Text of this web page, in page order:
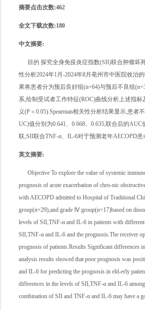
摘要点击次数:462
全文下载次数:180
中文摘要:
目的 探究全身免疫炎症指数(SII)联合肿瘤坏
性分析2024年1月-2024年8月亳州市中医院收治
果将患者分为预后良好组(n=64)与预后不良组
系,绘制受试者工作特征(ROC)曲线分析上述指
义(P＜0.05).Spearman相关性分析结果显示,患
UC)值分别为0.641、0.668、0.635,联合后的
联,SII联合TNF-α、IL-6对于预测老年AECOPD
英文摘要:
Objective To explore the value of systemic
prognosis of acute exacerbation of chro-nic
with AECOPD admitted to Hospital of Traditional
group(n=29),and grade Ⅳ group(n=17)based on
levels of SII,TNF-α and IL-6 in patients with different
SII,TNF-α and IL-6 and the prognosis.The receiver
prognosis of patients.Results Significant differences
analysis results showed that poor prognosis was
and IL-6 for predicting the prognosis in eld-erly
differences in the levels of SII,TNF-α and IL-6
combination of SII and TNF-α and IL-6 may have a